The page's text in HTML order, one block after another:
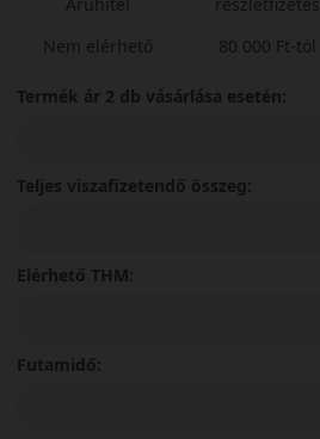
Nem elérhető
80 000 Ft-tól
Termék ár 2 db vásárlása esetén:
Teljes viszafizetendő összeg:
Elérhető THM:
Futamidő: